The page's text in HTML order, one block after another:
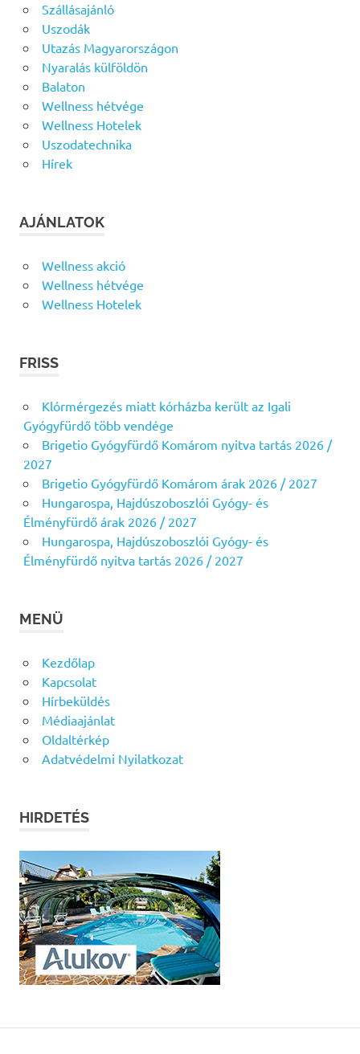
Szállásajánló
Uszodák
Utazás Magyarországon
Nyaralás külföldön
Balaton
Wellness hétvége
Wellness Hotelek
Uszodatechnika
Hírek
AJÁNLATOK
Wellness akció
Wellness hétvége
Wellness Hotelek
FRISS
Klórmérgezés miatt kórházba került az Igali
Gyógyfürdő több vendége
Brigetio Gyógyfürdő Komárom nyitva tartás 2026 /
2027
Brigetio Gyógyfürdő Komárom árak 2026 / 2027
Hungarospa, Hajdúszoboszlói Gyógy- és
Élményfürdő árak 2026 / 2027
Hungarospa, Hajdúszoboszlói Gyógy- és
Élményfürdő nyitva tartás 2026 / 2027
MENÜ
Kezdőlap
Kapcsolat
Hírbeküldés
Médiaajánlat
Oldaltérkép
Adatvédelmi Nyilatkozat
HIRDETÉS